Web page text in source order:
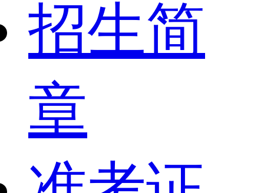
招生简
章